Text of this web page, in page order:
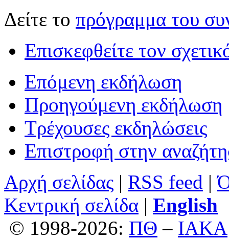
Δείτε το πρόγραμμα του
Επισκεφθείτε τον
Επόμενη εκδήλωση
Προηγούμενη εκδήλωση
Τρέχουσες εκδηλώσεις
Επιστροφή στην
Αρχή σελίδας | RSS feed |
Κεντρική σελίδα | English
© 1998-2026: ΠΘ – ΙΑΚΑ